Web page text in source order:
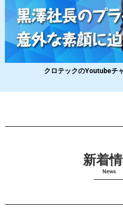
クロテックのYoutubeチ
新着
News